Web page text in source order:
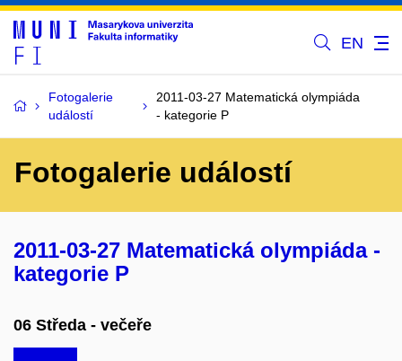
EN
Fotogalerie
událostí
2011-03-27 Matematická olympiáda
- kategorie P
Fotogalerie událostí
2011-03-27 Matematická olympiáda -
kategorie P
06 Středa - večeře